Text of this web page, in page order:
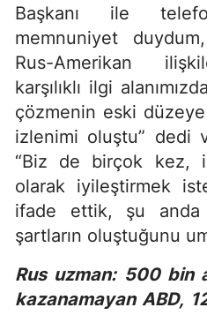
Başkanı ile
memnuniyet
Rus-Amerikan
karşılıklı ilgi
çözmenin eski
izlenimi oluştu” dedi
“Biz de birçok kez,
olarak iyileştirmek
ifade ettik, şu
şartların oluştuğunu
Rus uzman: 500 bin
kazanamayan ABD,